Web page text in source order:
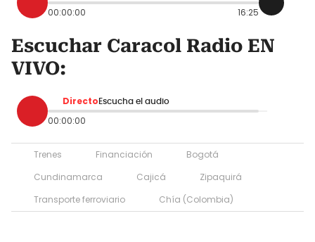
00:00:00 16:25
Escuchar Caracol Radio EN
VIVO:
Directo Escucha el audio
00:00:00
Trenes Financiación
Bogotá
Cundinamarca
Cajicá
Zipaquirá
Transporte ferroviario
Chía (Colombia)